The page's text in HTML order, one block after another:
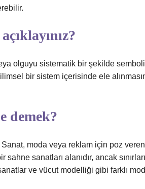
olguyu sistematik bir şekilde
bir sistem içerisinde ele
demek?
moda veya reklam için poz
sanatları alanıdır, ancak
ve vücut modelliği gibi farklı